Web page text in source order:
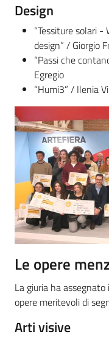
Design
“Tessiture solari
design” / Giorgio
“Passi che
Egregio
“Humi3” / Ilenia
Le opere
La giuria ha
opere meritevoli di
Arti visive